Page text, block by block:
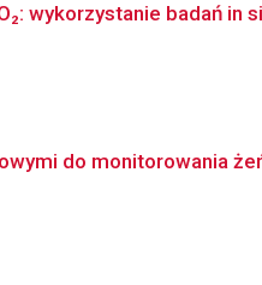
wykorzystanie badań in
do monitorowania